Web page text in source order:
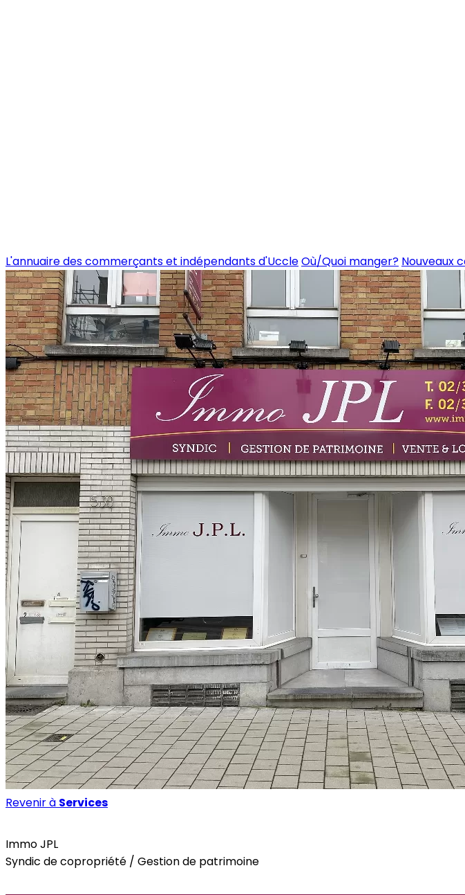
L'annuaire des commerçants et indépendants d'UccleOù/Quoi manger? Nouveaux
Revenir à Services
Immo JPL
Syndic de copropriété / Gestion de patrimoine